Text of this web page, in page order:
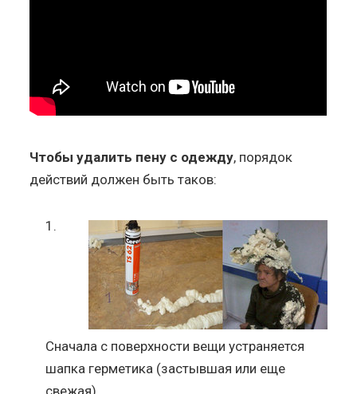
Чтобы удалить пену с одежду, порядок
действий должен быть таков:
Сначала с поверхности вещи устраняется
шапка герметика (застывшая или еще
свежая).